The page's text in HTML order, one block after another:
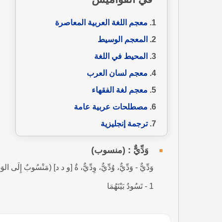
معجم اللغة العربية المعاصرة
المعجم الوسيط
المحيط في اللغة
معجم لسان العرب
معجم لغة الفقهاء
مصطلحات عربية عامة
ترجمة إنجليزية
وَدِّيٌّ : (منسوب)
وَدِّيٌّ - وَدِّيٌّ، وُدِّيٌّ، وِدِّيٌّ، ةٌ [و د د] (مَنْسُوبٌ إِلَى الوَدِّ،
1 - تَسُودُ بَيْنَهُمَا